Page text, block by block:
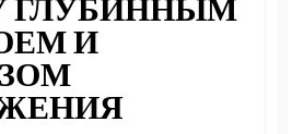
ГЛУБИННЫМ
И